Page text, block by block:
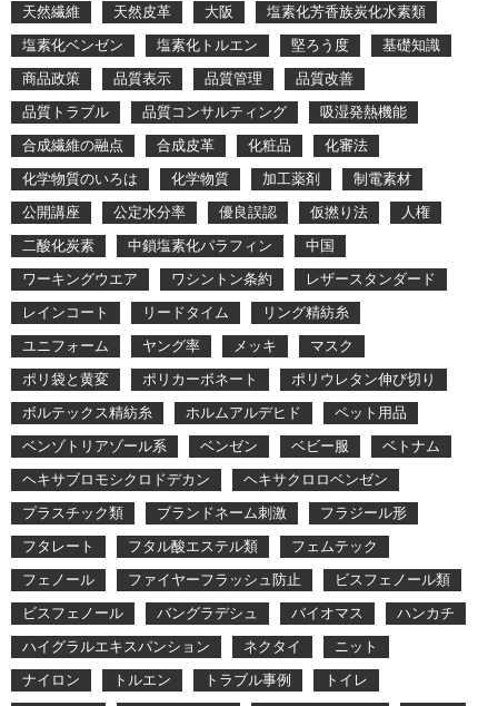
天然繊維
天然皮革 大阪
塩素化芳香族炭化水素類
塩素化ベンゼン
塩素化トルエン 堅ろう度
基礎知識
商品政策
品質表示 品質管理
品質改善
品質トラブル
品質コンサルティング
吸湿発熱機能
合成繊維の融点
合成皮革 化粧品
化審法
化学物質のいろは
化学物質 加工薬剤
制電素材
公開講座
公定水分率 優良誤認 仮撚り法
人権
二酸化炭素
中鎖塩素化パラフィン
中国
ワーキングウエア
ワシントン条約
レザースタンダード
レインコート
リードタイム
リング精紡糸
ユニフォーム
ヤング率 メッキ
マスク
ポリ袋と黄変
ポリカーボネート
ポリウレタン伸び切り
ボルテックス精紡糸
ホルムアルデヒド
ペット用品
ベンゾトリアゾール系
ベンゼン ベビー服
ベトナム
ヘキサブロモシクロドデカン
ヘキサクロロベンゼン
プラスチック類
ブランドネーム刺激
フラジール形
フタレート
フタル酸エステル類
フェムテック
フェノール
ファイヤーフラッシュ防止
ビスフェノール類
ビスフェノール
バングラデシュ バイオマス
ハンカチ
ハイグラルエキスパンション
ネクタイ
ニット
ナイロン
トルエン トラブル事例
トイレ